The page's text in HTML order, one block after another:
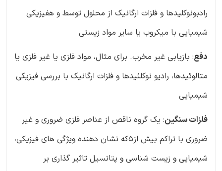
رادبونوکلیدها و فلزات ارگانیک از محلول توسط و هفیزیکی
شیمیایی با میکروب یا سایر مواد زیستی
دفع: بازیابی غیر مخرب. برای مثال، مواد فلزی یا غیر فلزی یا
متالوئیدها، رادیو نوکلئیدها و فلزات ارگانیک با بررسی فیزیکی
شیمیایی
فلزات سنگین: یک گروه ناقص از عناصر فلزی ضروری و غیر
ضروری با تراکم بیش از5که نشان دهنده ویژگی های فیزیکی،
شیمیایی و زیست شناسی و پتانسیل تاثیر گذاری بر